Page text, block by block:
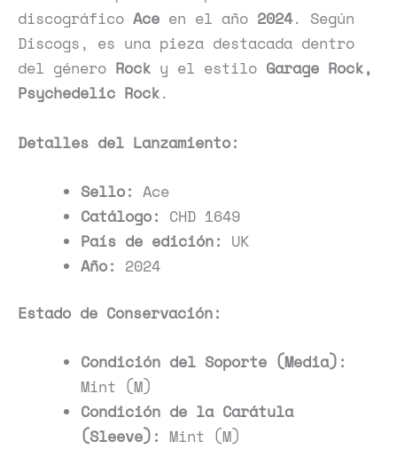
discográfico Ace en el año 2024. Según
Discogs, es una pieza destacada dentro
del género Rock y el estilo Garage Rock,
Psychedelic Rock.
Detalles del Lanzamiento:
Sello: Ace
Catálogo: CHD 1649
País de edición: UK
Año: 2024
Estado de Conservación:
Condición del Soporte (Media):
Mint (M)
Condición de la Carátula
(Sleeve): Mint (M)